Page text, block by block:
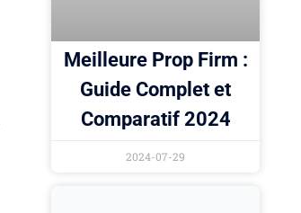
Meilleure Prop Firm :
Guide Complet et
Comparatif 2024
2024-07-29